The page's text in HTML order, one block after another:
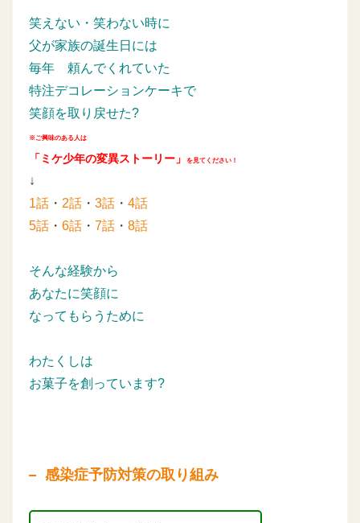
笑えない・笑わない時に
父が家族の誕生日には
毎年 頼んでくれていた
特注デコレーションケーキで
笑顔を取り戻せた?
※ご興味のある人は
「ミケ少年の変異ストーリー」 を見てください！
↓
1話 ・ 2話 ・ 3話 ・ 4話
5話 ・ 6話 ・ 7話 ・ 8話
そんな経験から
あなたに笑顔に
なってもらうために
わたくしは
お菓子を創っています?
感染症予防対策の取り組み